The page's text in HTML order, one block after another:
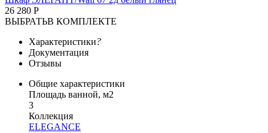
26 280 Р
ВЫБРАТЬВ КОМПЛЕКТЕ
Характеристики?
Документация
Отзывы
Общие характеристики
Площадь ванной, м2
3
Коллекция
ELEGANCE